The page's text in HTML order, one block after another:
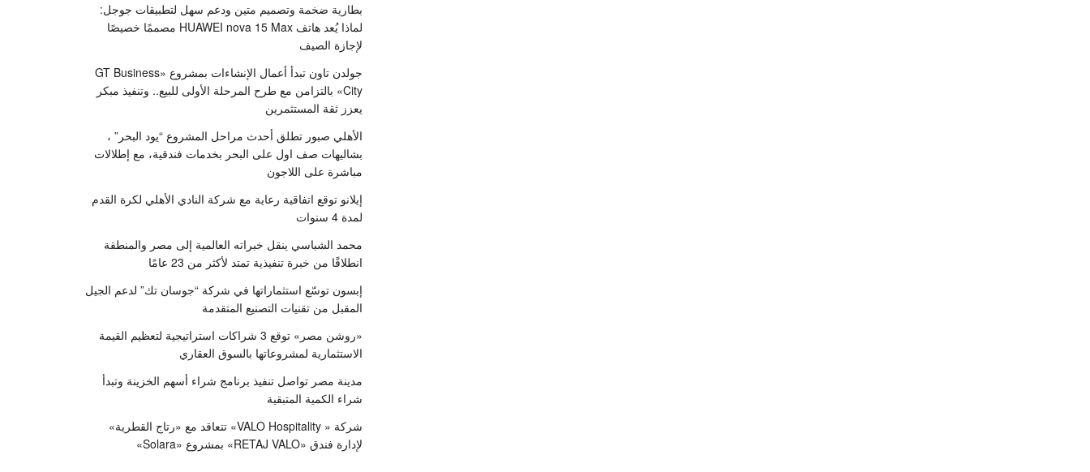
بطارية ضخمة وتصميم متين ودعم سهل لتطبيقات جوجل:
لماذا يُعد هاتف HUAWEI nova 15 Max مصممًا خصيصًا
لإجازة الصيف
جولدن تاون تبدأ أعمال الإنشاءات بمشروع «GT Business
City» بالتزامن مع طرح المرحلة الأولى للبيع.. وتنفيذ مبكر
يعزز ثقة المستثمرين
الأهلي صبور تطلق أحدث مراحل المشروع “يود البحر” ،
بشاليهات صف اول على البحر بخدمات فندقية، مع إطلالات
مباشرة على اللاجون
إيلانو توقع اتفاقية رعاية مع شركة النادي الأهلي لكرة القدم
لمدة 4 سنوات
محمد الشباسي ينقل خبراته العالمية إلى مصر والمنطقة
انطلاقًا من خبرة تنفيذية تمتد لأكثر من 23 عامًا
إبسون توسّع استثماراتها في شركة “جوسان تك” لدعم الجيل
المقبل من تقنيات التصنيع المتقدمة
«روشن مصر» توقع 3 شراكات استراتيجية لتعظيم القيمة
الاستثمارية لمشروعاتها بالسوق العقاري
مدينة مصر تواصل تنفيذ برنامج شراء أسهم الخزينة وتبدأ
شراء الكمية المتبقية
شركة « VALO Hospitality» تتعاقد مع «رتاج القطرية»
لإدارة فندق «RETAJ VALO» بمشروع «Solara»